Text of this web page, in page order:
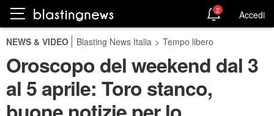
2 Accedi
NEWS & VIDEO Blasting News Italia > Tempo libero
Oroscopo del weekend dal 3
al 5 aprile: Toro stanco,